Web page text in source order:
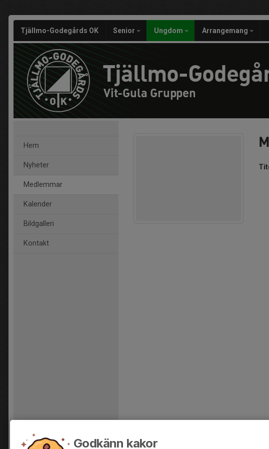
Tjällmo-Godegårds OK Senior Ungdom Arrangemang
Tjällmo-
Vit-Gula Gruppen
Hem
Nyheter
Medlemmar
Kalender
Bildgalleri
Kontakt
Godkänn kakor